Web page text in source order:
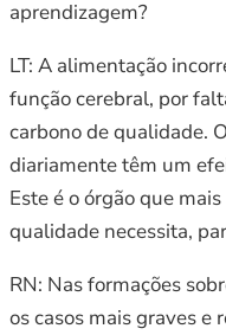
aprendizagem?
LT: A alimentação
função cerebral, por
carbono de qualidade.
diariamente têm um
Este é o órgão que
qualidade necessita,
RN: Nas formações
os casos mais graves e